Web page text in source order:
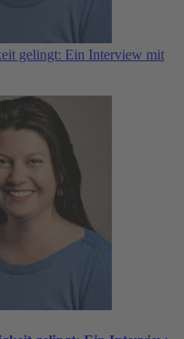
gelingt: Ein Interview mit